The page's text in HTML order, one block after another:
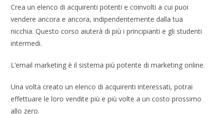
Crea un elenco di acquirenti potenti e coinvolti a cui puoi
vendere ancora e ancora, indipendentemente dalla tua
nicchia. Questo corso aiuterà di più i principianti e gli studenti
intermedi.
L’email marketing è il sistema più potente di marketing online.
Una volta creato un elenco di acquirenti interessati, potrai
effettuare le loro vendite più e più volte a un costo prossimo
allo zero.